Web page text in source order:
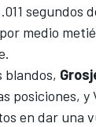
segundos
medio
blandos,
posiciones, y
en dar una